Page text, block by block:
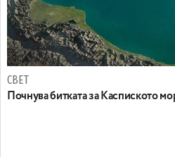
СВЕТ
Почнува битката за Каспиското